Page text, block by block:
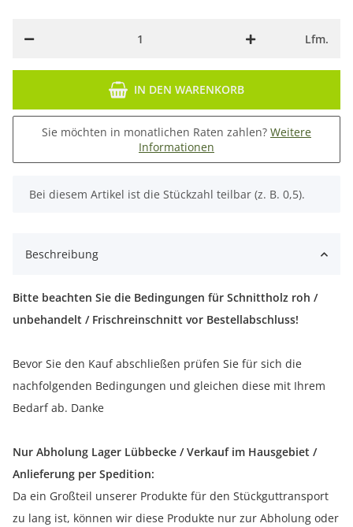
Lfm.
IN DEN WARENKORB
Sie möchten in monatlichen Raten zahlen? Weitere
Informationen
x
Bei diesem Artikel ist die Stückzahl teilbar (z. B. 0,5).
Beschreibung
Bitte beachten Sie die Bedingungen für Schnittholz roh /
unbehandelt / Frischreinschnitt vor Bestellabschluss!
Bevor Sie den Kauf abschließen prüfen Sie für sich die
nachfolgenden Bedingungen und gleichen diese mit Ihrem
Bedarf ab. Danke
Nur Abholung Lager Lübbecke / Verkauf im Hausgebiet /
Anlieferung per Spedition:
Da ein Großteil unserer Produkte für den Stückguttransport
zu lang ist, können wir diese Produkte nur zur Abholung oder